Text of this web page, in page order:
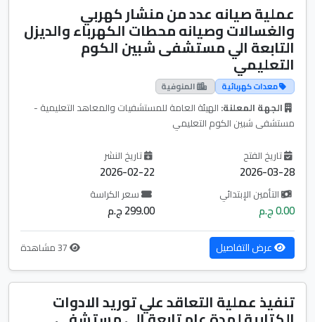
عملية صيانه عدد من منشار كهربي
والغسالات وصيانه محطات الكهرباء والديزل
التابعة الي مستشفى شبين الكوم
التعليمي
معدات كهربائية المنوفية
الجهة المعلنة: الهيئة العامة للمستشفيات والمعاهد التعليمية -
مستشفى شبين الكوم التعليمي
تاريخ الفتح
2026-03-28
تاريخ النشر
2026-02-22
التأمين الإبتدائي
0.00 ج.م
سعر الكراسة
299.00 ج.م
عرض التفاصيل
تنفيذ عملية التعاقد علي توريد الادوات